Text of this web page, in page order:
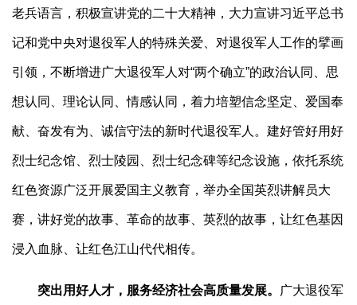
老兵语言，积极宣讲党的二十大精神，大力宣讲习近平总书
记和党中央对退役军人的特殊关爱、对退役军人工作的擘画
引领，不断增进广大退役军人对“两个确立”的政治认同、思
想认同、理论认同、情感认同，着力培塑信念坚定、爱国奉
献、奋发有为、诚信守法的新时代退役军人。建好管好用好
烈士纪念馆、烈士陵园、烈士纪念碑等纪念设施，依托系统
红色资源广泛开展爱国主义教育，举办全国英烈讲解员大
赛，讲好党的故事、革命的故事、英烈的故事，让红色基因
浸入血脉、让红色江山代代相传。
突出用好人才，服务经济社会高质量发展。 广大退役军